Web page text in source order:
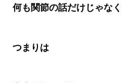
何も関節の話だけじゃなく
つまりは